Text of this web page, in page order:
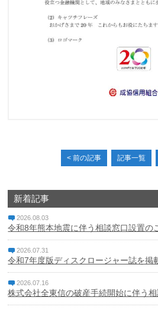
リンク集
金融商品に係る勧誘方針
利益相反管理方針
反社会的勢力に対する基
< 前の記事 記事一覧
新着記事
2026.08.03
令和8年熊本地震に伴う相談窓口設置の
2026.07.31
令和7年度版ディスクロージャー誌を掲
2026.07.16
株式会社全東信の破産手続開始に伴う